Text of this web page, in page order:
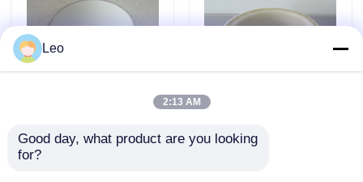
हमसे संपर्क करें
समाचार
उच्च तापमान फाइबर प्रबलित
प्लास्टिक पाइप, अरामाइड पु
लचीली लाइनिंग पीई अल पीई
Leo
2:13 AM
Good day, what product are you looking
for?